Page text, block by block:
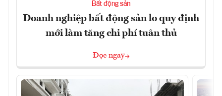
Bất động sản
Doanh nghiệp bất động sản lo quy định
mới làm tăng chi phí tuân thủ
Đọc ngay